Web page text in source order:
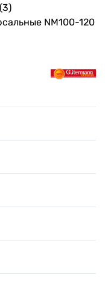
NM100-120